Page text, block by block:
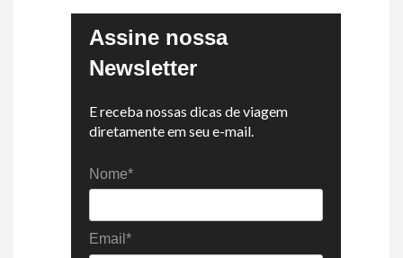
Assine nossa
Newsletter
E receba nossas dicas de viagem
diretamente em seu e-mail.
Nome*
Email*